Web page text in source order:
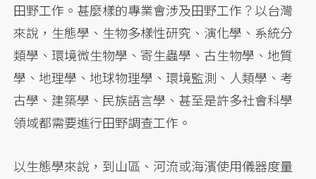
田野工作。甚麼樣的專業會涉及田野工作？以台灣
來說，生態學、生物多樣性研究、演化學、系統分
類學、環境微生物學、寄生蟲學、古生物學、地質
學、地理學、地球物理學、環境監測、人類學、考
古學、建築學、民族語言學、甚至是許多社會科學
領域都需要進行田野調查工作。
以生態學來說，到山區、河流或海濱使用儀器度量